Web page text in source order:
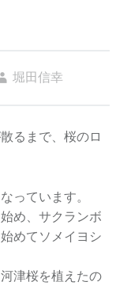
堀田信幸
るまで、桜のロ
っています。
め、サクランボ
めてソメイヨシ
津桜を植えたの